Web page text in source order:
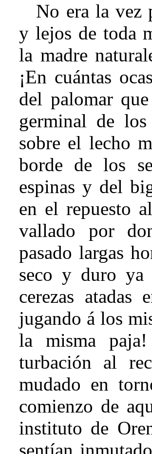
No era la vez
y lejos de toda
la madre
¡En cuántas
del palomar
germinal de
sobre el lecho
borde de los
espinas y del
en el repuesto
vallado por
pasado largas
seco y duro ya
cerezas atadas
jugando á los
la misma
turbación al
mudado en
comienzo de
instituto de